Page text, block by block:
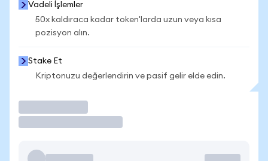
Vadeli İşlemler
50x kaldıraca kadar token'larda uzun veya kısa
pozisyon alın.
Stake Et
Kriptonuzu değerlendirin ve pasif gelir elde edin.